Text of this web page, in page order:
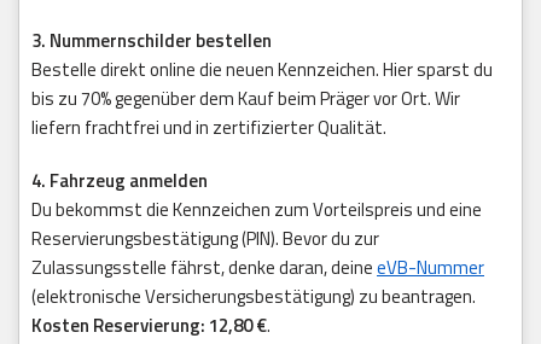
3. Nummernschilder bestellen
Bestelle direkt online die neuen Kennzeichen. Hier sparst du
bis zu 70% gegenüber dem Kauf beim Präger vor Ort. Wir
liefern frachtfrei und in zertifizierter Qualität.
4. Fahrzeug anmelden
Du bekommst die Kennzeichen zum Vorteilspreis und eine
Reservierungsbestätigung (PIN). Bevor du zur
Zulassungsstelle fährst, denke daran, deineeVB-Nummer
(elektronische Versicherungsbestätigung) zu beantragen.
Kosten Reservierung: 12,80 €.